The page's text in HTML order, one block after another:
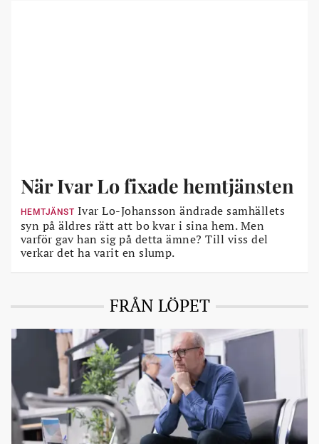
När Ivar Lo fixade hemtjänsten
HEMTJÄNST Ivar Lo-Johansson ändrade samhällets
syn på äldres rätt att bo kvar i sina hem. Men
varför gav han sig på detta ämne? Till viss del
verkar det ha varit en slump.
FRÅN LÖPET